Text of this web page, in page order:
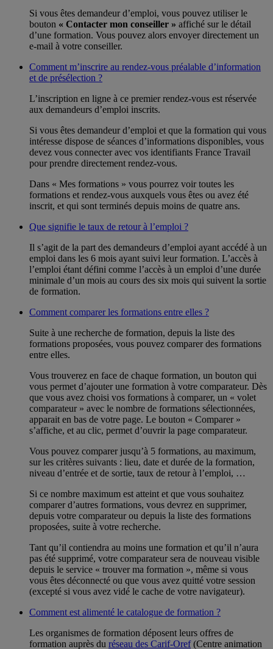
Si vous êtes demandeur d’emploi, vous pouvez utiliser le
bouton « Contacter mon conseiller » affiché sur le détail
d’une formation. Vous pouvez alors envoyer directement un
e-mail à votre conseiller.
Comment m’inscrire au rendez-vous préalable d’information
et de présélection ?
L’inscription en ligne à ce premier rendez-vous est réservée
aux demandeurs d’emploi inscrits.
Si vous êtes demandeur d’emploi et que la formation qui vous
intéresse dispose de séances d’informations disponibles, vous
devez vous connecter avec vos identifiants France Travail
pour prendre directement rendez-vous.
Dans « Mes formations » vous pourrez voir toutes les
formations et rendez-vous auxquels vous êtes ou avez été
inscrit, et qui sont terminés depuis moins de quatre ans.
Que signifie le taux de retour à l’emploi ?
Il s’agit de la part des demandeurs d’emploi ayant accédé à un
emploi dans les 6 mois ayant suivi leur formation. L’accès à
l’emploi étant défini comme l’accès à un emploi d’une durée
minimale d’un mois au cours des six mois qui suivent la sortie
de formation.
Comment comparer les formations entre elles ?
Suite à une recherche de formation, depuis la liste des
formations proposées, vous pouvez comparer des formations
entre elles.
Vous trouverez en face de chaque formation, un bouton qui
vous permet d’ajouter une formation à votre comparateur. Dès
que vous avez choisi vos formations à comparer, un « volet
comparateur » avec le nombre de formations sélectionnées,
apparait en bas de votre page. Le bouton « Comparer »
s’affiche, et au clic, permet d’ouvrir la page comparateur.
Vous pouvez comparer jusqu’à 5 formations, au maximum,
sur les critères suivants : lieu, date et durée de la formation,
niveau d’entrée et de sortie, taux de retour à l’emploi, …
Si ce nombre maximum est atteint et que vous souhaitez
comparer d’autres formations, vous devrez en supprimer,
depuis votre comparateur ou depuis la liste des formations
proposées, suite à votre recherche.
Tant qu’il contiendra au moins une formation et qu’il n’aura
pas été supprimé, votre comparateur sera de nouveau visible
depuis le service « trouver ma formation », même si vous
vous êtes déconnecté ou que vous avez quitté votre session
(excepté si vous avez vidé le cache de votre navigateur).
Comment est alimenté le catalogue de formation ?
Les organismes de formation déposent leurs offres de
formation auprès du réseau des Carif-Oref(Centre animation